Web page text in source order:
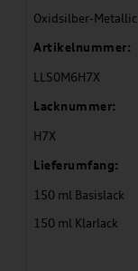
Oxidsilber-Metallic
Artikelnummer:
LLS0M6H7X
Lacknummer:
H7X
Lieferumfang:
150 ml Basislack
150 ml Klarlack